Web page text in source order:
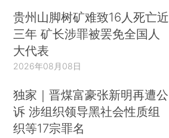
贵州山脚树矿难致16人死亡近
三年 矿长涉罪被罢免全国人
大代表
2026年08月08日
独家｜晋煤富豪张新明再遭公
诉 涉组织领导黑社会性质组
织等17宗罪名